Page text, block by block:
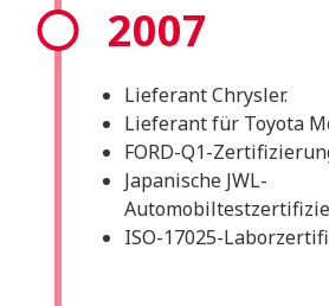
2007
Lieferant Chrysler.
Lieferant für Toyota
FORD-Q1-
Japanische JWL-
ISO-17025-